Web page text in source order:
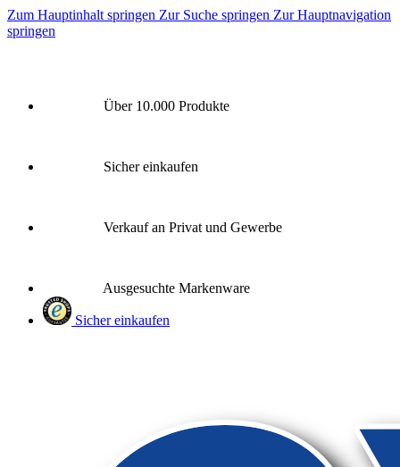
Zum Hauptinhalt springen Zur Suche springen Zur Hauptnavigation
springen
Über 10.000 Produkte
Sicher einkaufen
Verkauf an Privat und Gewerbe
Ausgesuchte Markenware
Sicher einkaufen